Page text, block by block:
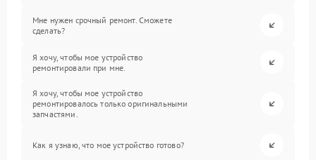
Мне нужен срочный ремонт. Сможете
сделать?
Я хочу, чтобы мое устройство
ремонтировали при мне.
Я хочу, чтобы мое устройство
ремонтировалось только оригинальными
запчастями.
Как я узнаю, что мое устройство готово?